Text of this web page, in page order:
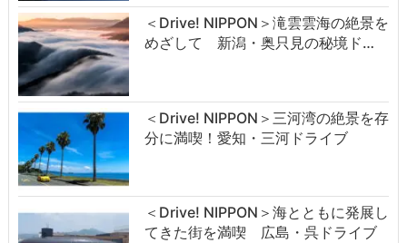
＜Drive! NIPPON＞滝雲雲海の絶景を
めざして 新潟・奥只見の秘境ド…
＜Drive! NIPPON＞三河湾の絶景を存
分に満喫！愛知・三河ドライブ
＜Drive! NIPPON＞海とともに発展し
てきた街を満喫 広島・呉ドライブ